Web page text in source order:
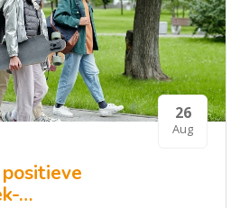
26
Aug
…